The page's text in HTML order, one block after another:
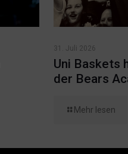
31. Juli 2026
Uni Baskets
der Bears
Mehr lesen